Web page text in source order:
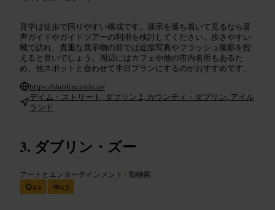
見学は徒歩で回りやすい構成です。展示を落ち着いて見るなら音
声ガイドやガイドツアーの利用を検討してください。歩きやすい
靴で訪れ、貴重な展示物の前では近接写真やフラッシュ撮影を控
えると良いでしょう。周辺にはカフェや他の市内名所もあるた
め、他スポットと合わせて半日プランにするのがおすすめです。
https://dublincastle.ie/
デイム・ストリート, ダブリン 2, カウンティ・ダブリン, アイル
ランド
ダブリン・ズー
アートとエンターテインメント • 動物園
4.6
4.5